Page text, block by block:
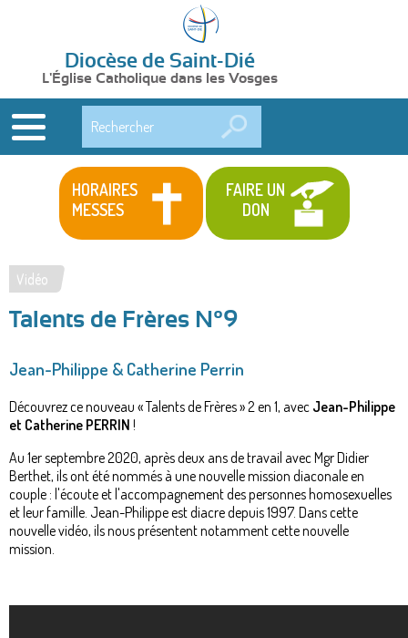
Diocèse de Saint-Dié
L'Église Catholique dans les Vosges
HORAIRES
MESSES
FAIRE UN
DON
Vous
êtes
ici
Vidéo
Talents de Frères N°9
Jean-Philippe & Catherine Perrin
Découvrez ce nouveau « Talents de Frères » 2 en 1, avec Jean-Philippe
et Catherine PERRIN !
Au 1er septembre 2020, après deux ans de travail avec Mgr Didier
Berthet, ils ont été nommés à une nouvelle mission diaconale en
couple : l'écoute et l'accompagnement des personnes homosexuelles
et leur famille. Jean-Philippe est diacre depuis 1997. Dans cette
nouvelle vidéo, ils nous présentent notamment cette nouvelle
mission.